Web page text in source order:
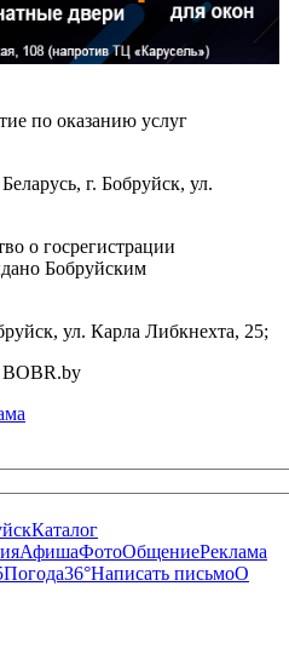
по оказанию услуг
г. Бобруйск, ул.
о госрегистрации
Бобруйским
ул. Карла Либкнехта, 25;
Каталог
АфишаФотоОбщениеРеклама
Погода36°Написать письмоО